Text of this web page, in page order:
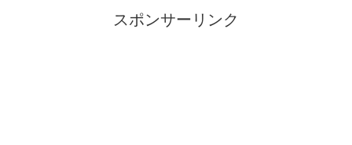
スポンサーリンク